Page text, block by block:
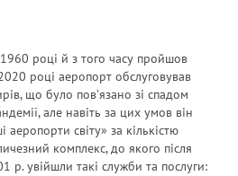
році й з того часу пройшов
році аеропорт обслуговував
що було пов’язано зі спадом
але навіть за цих умов він
світу» за кількістю
комплекс, до якого після
р. увійшли такі служби та послуги: